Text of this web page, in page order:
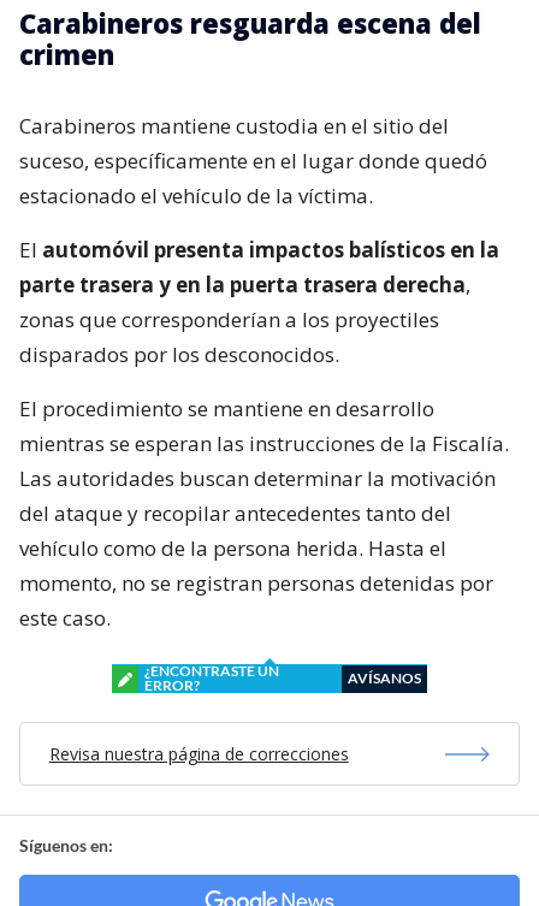
Carabineros resguarda escena del
crimen
Carabineros mantiene custodia en el sitio del
suceso, específicamente en el lugar donde quedó
estacionado el vehículo de la víctima.
El automóvil presenta impactos balísticos en la
parte trasera y en la puerta trasera derecha,
zonas que corresponderían a los proyectiles
disparados por los desconocidos.
El procedimiento se mantiene en desarrollo
mientras se esperan las instrucciones de la Fiscalía.
Las autoridades buscan determinar la motivación
del ataque y recopilar antecedentes tanto del
vehículo como de la persona herida. Hasta el
momento, no se registran personas detenidas por
este caso.
¿ENCONTRASTE UN
ERROR?
AVÍSANOS
Revisa nuestra página de correcciones
Síguenos en: